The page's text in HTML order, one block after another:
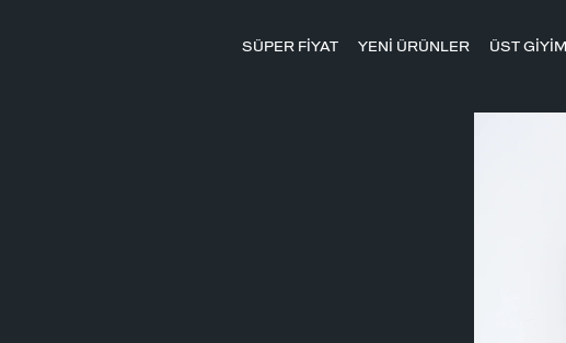
SÜPER FİYAT YENİ ÜRÜNLER ÜST GİYİM